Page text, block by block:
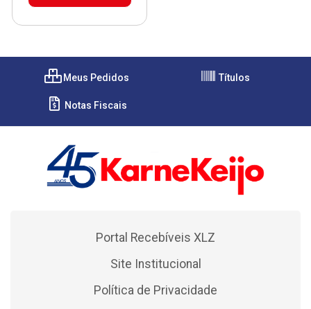
Meus Pedidos Títulos
Notas Fiscais
Portal Recebíveis XLZ
Site Institucional
Política de Privacidade